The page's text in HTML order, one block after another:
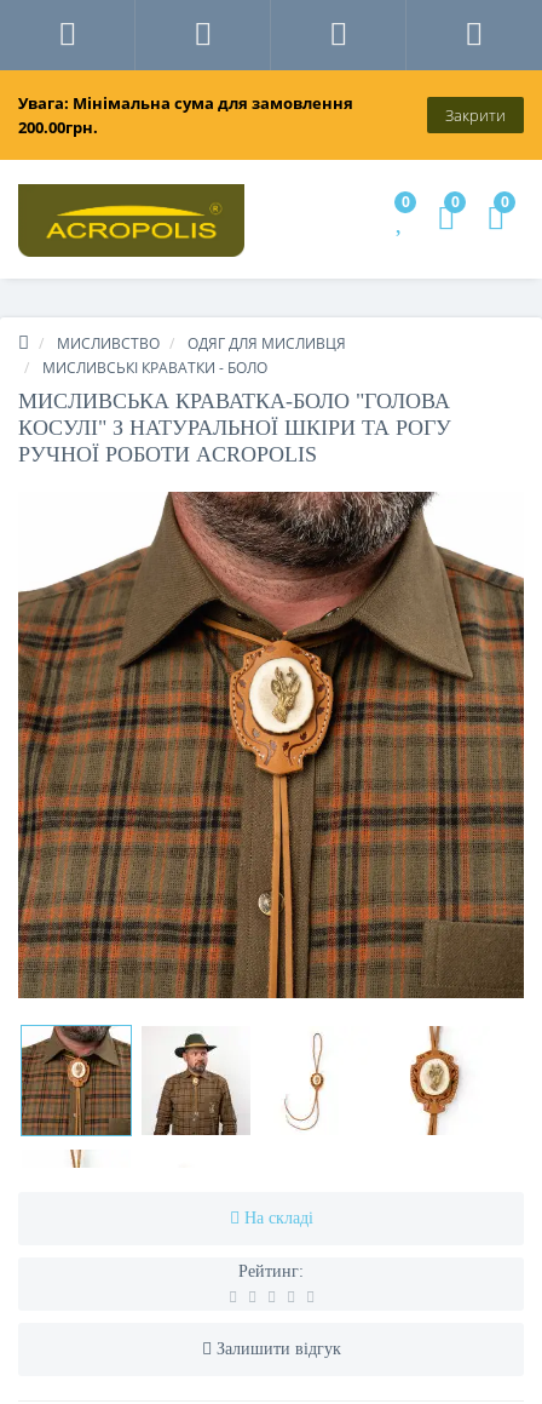
Увага: Мінімальна сума для замовлення
200.00грн.
Закрити
0 0 0
МИСЛИВСТВО
ОДЯГ ДЛЯ МИСЛИВЦЯ
МИСЛИВСЬКІ КРАВАТКИ - БОЛО
МИСЛИВСЬКА КРАВАТКА-БОЛО "ГОЛОВА
КОСУЛІ" З НАТУРАЛЬНОЇ ШКІРИ ТА РОГУ
РУЧНОЇ РОБОТИ ACROPOLIS
На складі
Рейтинг:
Залишити відгук